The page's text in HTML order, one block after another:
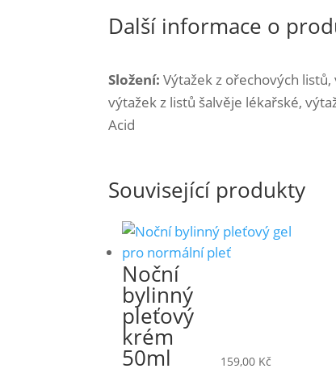
Další informace o
Složení: Výtažek z ořechových
výtažek z listů šalvěje lékařské,
Acid
Související produkty
Noční
bylinný
pleťový
krém
50ml 159,00 Kč